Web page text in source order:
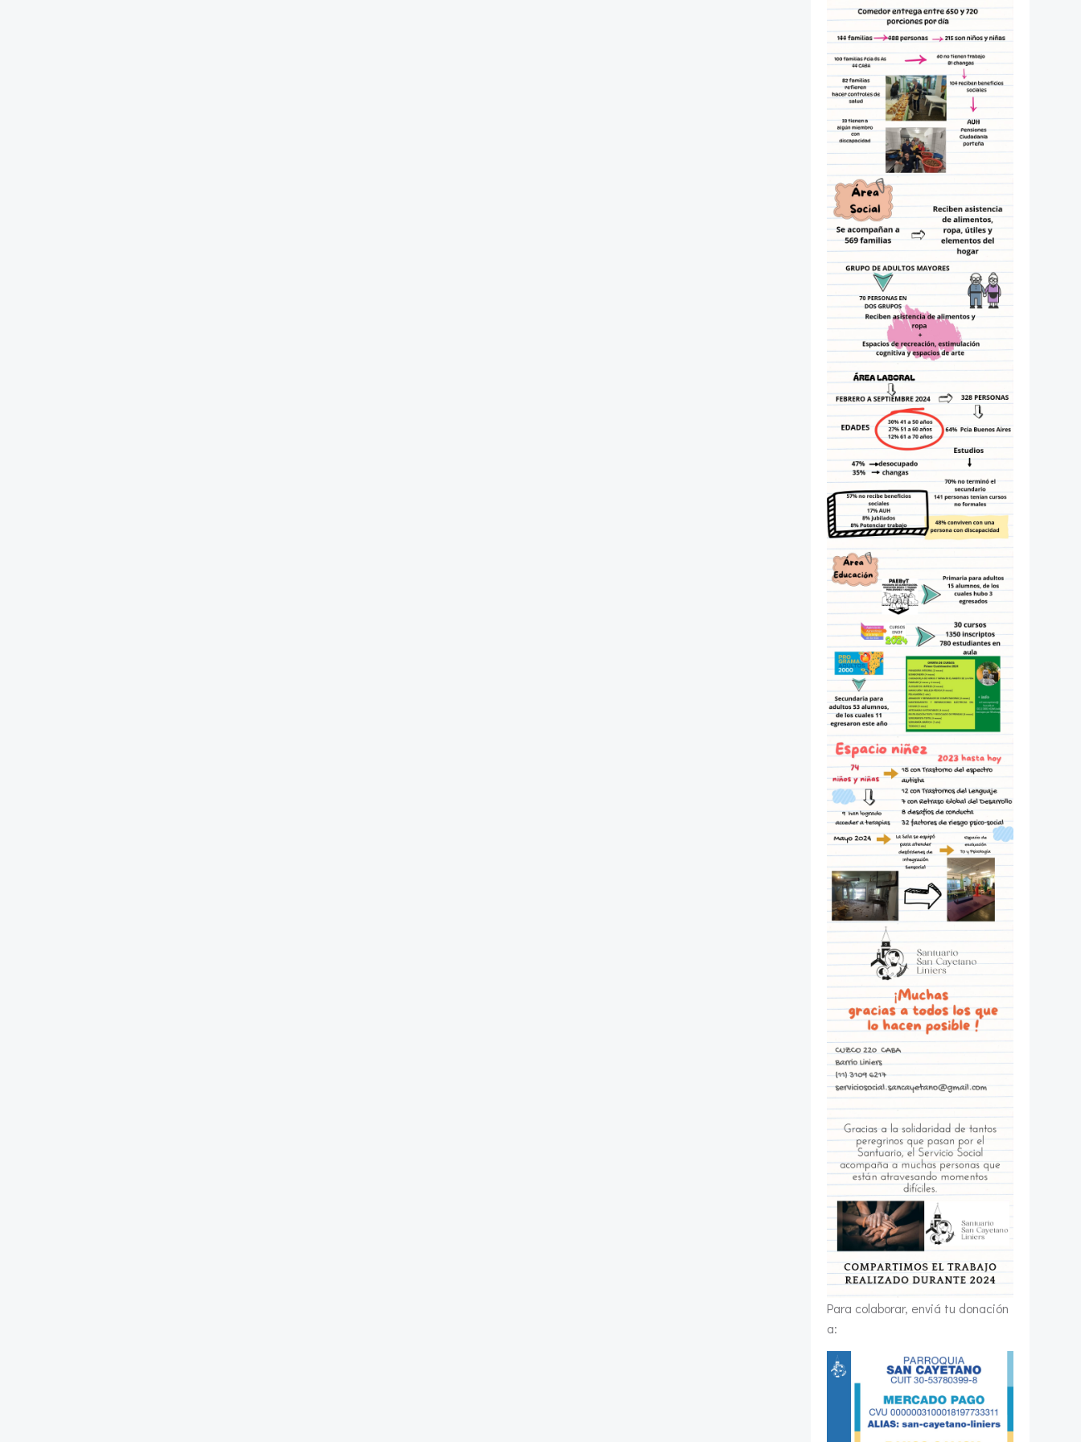
Para colaborar, enviá tu donación
a: